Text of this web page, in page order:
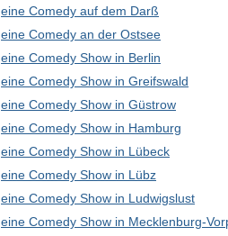
eine Comedy auf dem Darß
eine Comedy an der Ostsee
eine Comedy Show in Berlin
eine Comedy Show in Greifswald
eine Comedy Show in Güstrow
eine Comedy Show in Hamburg
eine Comedy Show in Lübeck
eine Comedy Show in Lübz
eine Comedy Show in Ludwigslust
eine Comedy Show in Mecklenburg-